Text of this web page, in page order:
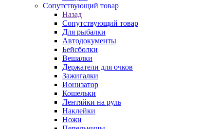
Сопутствующий товар
Назад
Сопутствующий товар
Для рыбалки
Автодокументы
Бейсболки
Вешалки
Держатели для очков
Зажигалки
Ионизатор
Кошельки
Лентяйки на руль
Наклейки
Ножи